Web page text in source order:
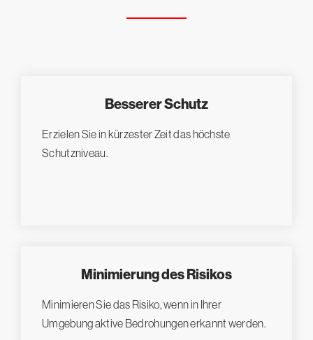
Besserer Schutz
Erzielen Sie in kürzester Zeit das höchste
Schutzniveau.
Minimierung des Risikos
Minimieren Sie das Risiko, wenn in Ihrer
Umgebung aktive Bedrohungen erkannt werden.